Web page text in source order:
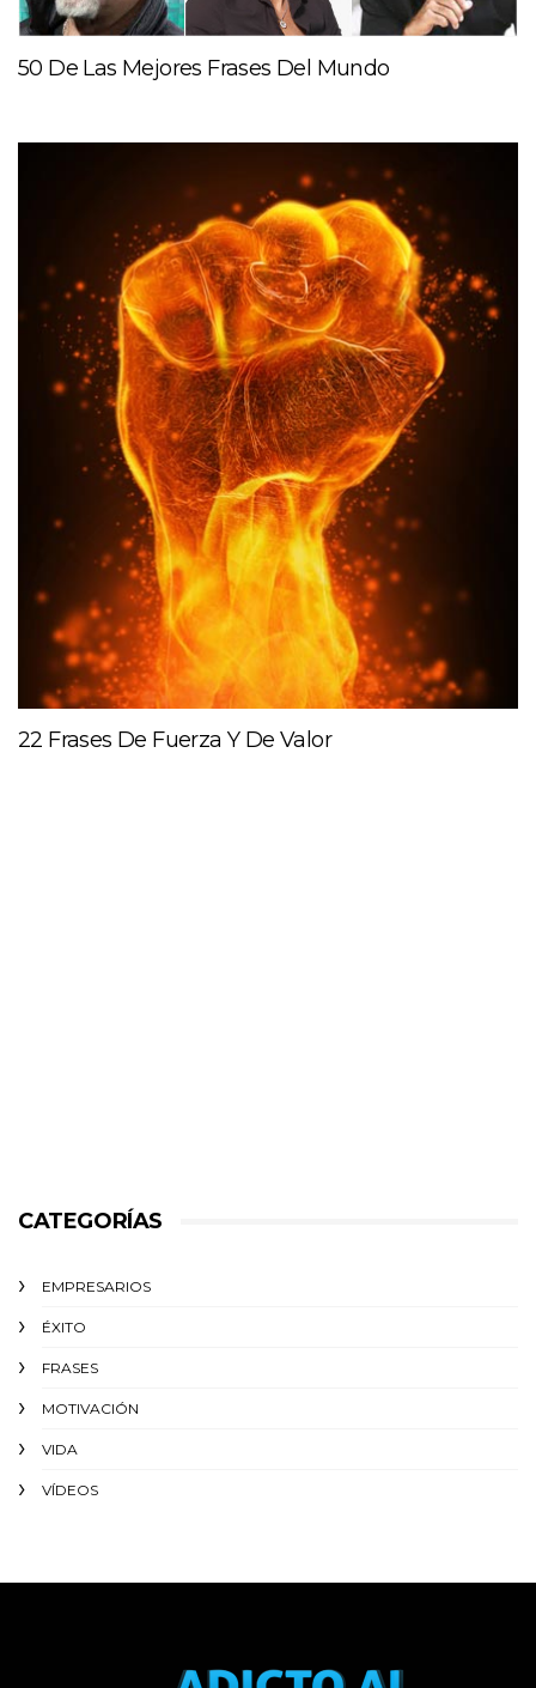
50 De Las Mejores Frases Del Mundo
22 Frases De Fuerza Y De Valor
CATEGORÍAS
EMPRESARIOS
ÉXITO‬
FRASES
MOTIVACIÓN
VIDA
VÍDEOS